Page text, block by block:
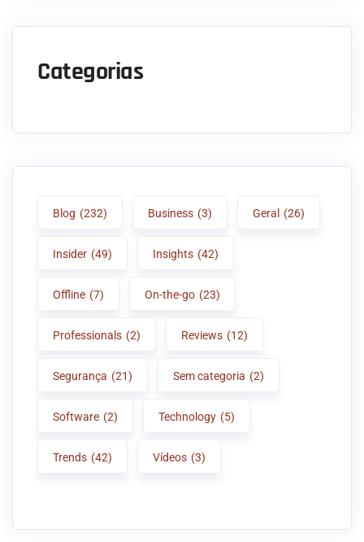
Categorias
Blog (232) Business (3) Geral (26)
Insider (49) Insights (42)
Offline (7) On-the-go (23)
Professionals (2) Reviews (12)
Segurança (21) Sem categoria (2)
Software (2) Technology (5)
Trends (42) Vídeos (3)